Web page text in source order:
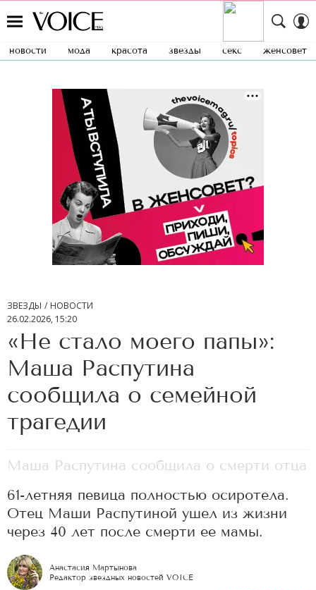
новости мода красота звезды секс женсовет
ЗВЕЗДЫ
НОВОСТИ
26.02.2026, 15:20
«Не стало моего папы»:
Маша Распутина
сообщила о семейной
трагедии
Маша Распутина сообщила о смерти отца
61-летняя певица полностью осиротела.
Отец Маши Распутиной ушел из жизни
через 40 лет после смерти ее мамы.
Анастасия Мартынова
Редактор звездных новостей VOICE